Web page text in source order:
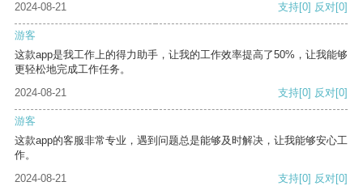
2024-08-21 支持[0] 反对[0]
游客
这款app是我工作上的得力助手，让我的工作效率提高了50%，让我能够
更轻松地完成工作任务。
2024-08-21
支持[0] 反对[0]
游客
这款app的客服非常专业，遇到问题总是能够及时解决，让我能够安心工
作。
2024-08-21
支持[0] 反对[0]